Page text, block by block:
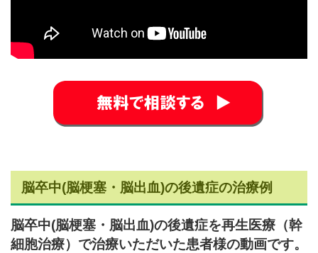
脳卒中(脳梗塞・脳出血)の後遺症の治療例
脳卒中(脳梗塞・脳出血)の後遺症を再生医療（幹
細胞治療）で治療いただいた患者様の動画です。